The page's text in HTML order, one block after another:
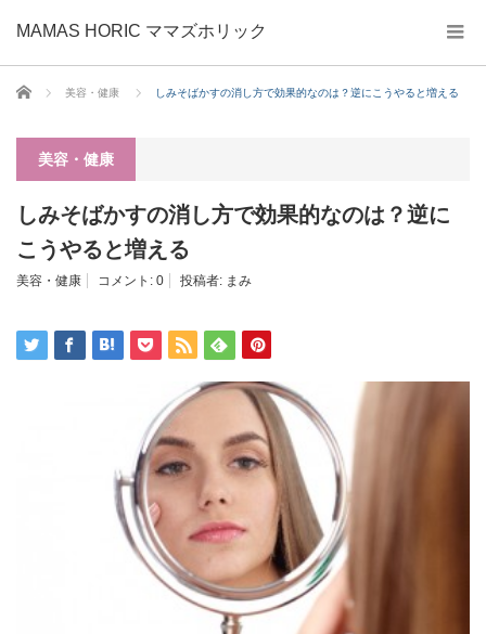
MAMAS HORIC ママズホリック
ホーム 美容・健康 しみそばかすの消し方で効果的なのは？逆にこうやると増える
美容・健康
しみそばかすの消し方で効果的なのは？逆に
こうやると増える
美容・健康 コメント: 0 投稿者: まみ